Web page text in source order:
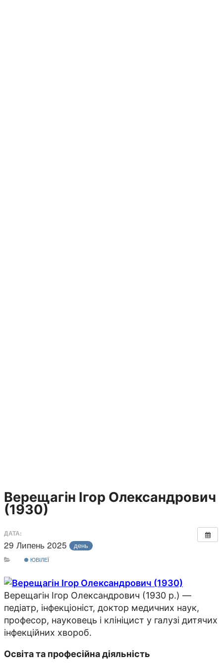
Верещагін Ігор Олександрович
(1930)
ДАТА:
29 Липень 2025 день
ЮВІЛЕЇ
Верещагін Ігор Олександрович (1930 р.) —
педіатр, інфекціоніст, доктор медичних наук,
професор, науковець і клініцист у галузі дитячих
інфекційних хвороб.
Освіта та професійна діяльність